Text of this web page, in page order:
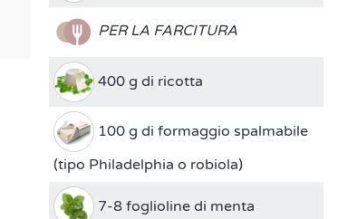
PER LA FARCITURA
400 g di ricotta
100 g di formaggio spalmabile
(tipo Philadelphia o robiola)
7-8 foglioline di menta